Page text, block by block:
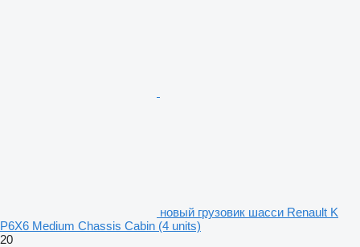
новый грузовик шасси Renault K
P6X6 Medium Chassis Cabin (4 units)
20